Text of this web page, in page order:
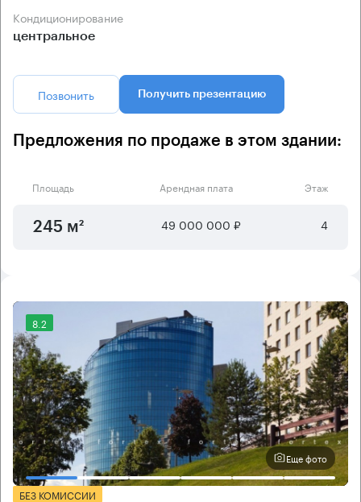
Кондиционирование
центральное
Позвонить Получить презентацию
Предложения по продаже в этом здании:
Площадь Арендная плата Этаж
245 м² 49 000 000 ₽ 4
8.2
Еще фото
БЕЗ КОМИССИИ